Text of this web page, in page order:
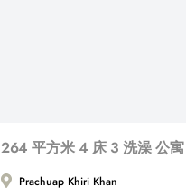
264 平方米 4 床 3 洗澡 公
Prachuap Khiri Khan